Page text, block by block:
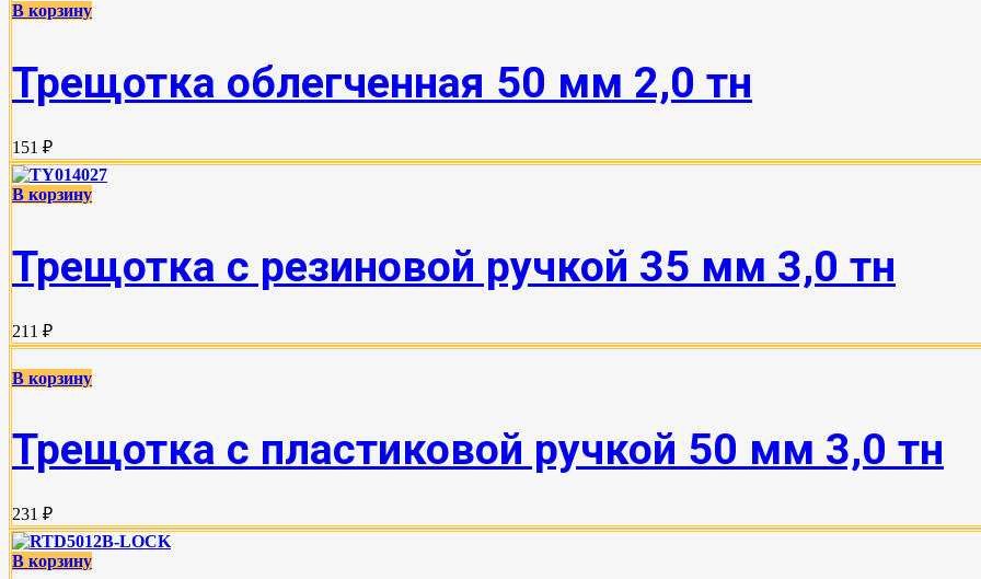
В корзину
Трещотка облегченная 50 мм 2,0 тн
151 ₽
В корзину
Трещотка с резиновой ручкой 35 мм 3,0 тн
211 ₽
В корзину
Трещотка с пластиковой ручкой 50 мм 3,0 тн
231 ₽
В корзину